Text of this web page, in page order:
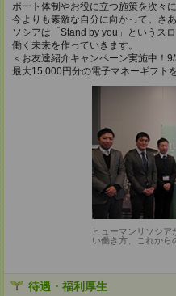
ポート体制やお役に立つ施策を次々
今よりも素敵な自分に向かって。さ
ソシアは「Stand by you」というス
働く未来を作っていきます。
＜お友達紹介キャンペーン実施中！
最大15,000円分の電子マネーギフト
ヒューマンリソシア
い働き方、これから
待遇・福利厚生